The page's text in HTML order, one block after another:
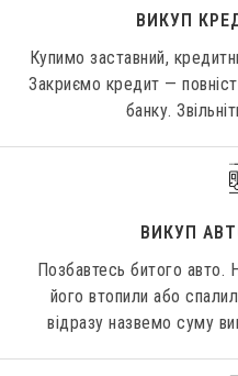
ВИКУП
Купимо заставний,
Закриємо кредит —
банку.
ВИКУП
Позбавтесь битого авто.
його втопили або
відразу назвемо суму